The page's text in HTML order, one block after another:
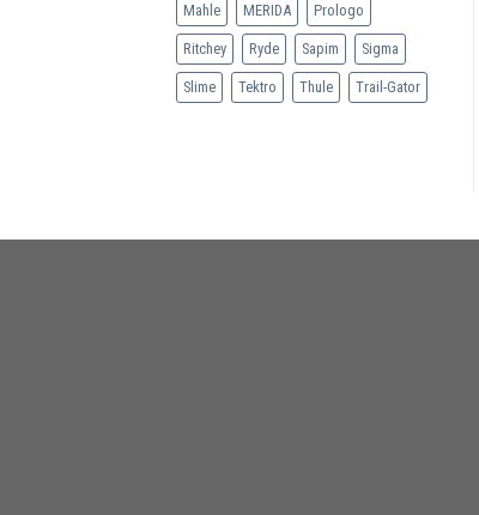
Mahle MERIDA Prologo
Ritchey Ryde Sapim Sigma
Slime Tektro Thule Trail-Gator